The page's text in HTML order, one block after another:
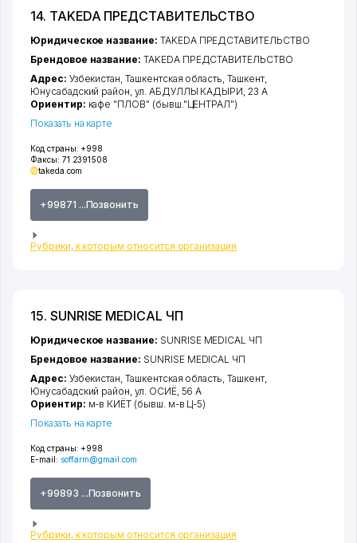
14. TAKEDA ПРЕДСТАВИТЕЛЬСТВО
Код страны: +998
Факсы: 71 2391508
takeda.com
+99871 ...Позвонить
Рубрики, к которым относится организация
Юридическое название: TAKEDA ПРЕДСТАВИТЕЛЬСТВО
Брендовое название: TAKEDA ПРЕДСТАВИТЕЛЬСТВО
Адрес: Узбекистан,Ташкентская область ,Ташкент,
Юнусабадский район ,ул. АБДУЛЛЫ КАДЫРИ , 23 А
Ориентир: кафе "ПЛОВ" (бывш."ЦЕНТРАЛ")
Показать на карте
15. SUNRISE MEDICAL ЧП
Код страны: +998
E-mail: soffarm@gmail.com
+99893 ...Позвонить
Рубрики, к которым относится организация
Юридическое название: SUNRISE MEDICAL ЧП
Брендовое название: SUNRISE MEDICAL ЧП
Адрес: Узбекистан,Ташкентская область ,Ташкент,
Юнусабадский район ,ул. ОСИЁ, 56 А
Ориентир: м-в КИЁТ (бывш. м-в Ц-5)
Показать на карте